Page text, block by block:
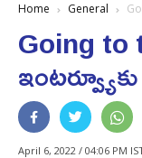
Home General
Going to
April 6, 2022 / 04:06 PM